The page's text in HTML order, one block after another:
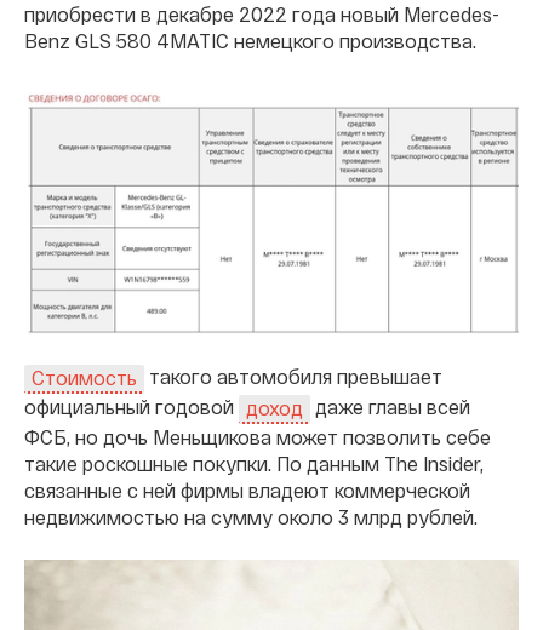
приобрести в декабре 2022 года новый Mercedes-
Benz GLS 580 4MATIC немецкого производства.
Стоимость
такого автомобиля превышает
официальный годовой
доход
даже главы всей
ФСБ, но дочь Меньщикова может позволить себе
такие роскошные покупки. По данным The Insider,
связанные с ней фирмы владеют коммерческой
недвижимостью на сумму около 3 млрд рублей.